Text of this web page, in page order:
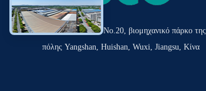
Δρόμος Tianshun No.20, βιομηχανικό πάρκο της
πόλης Yangshan, Huishan, Wuxi, Jiangsu, Κίνα